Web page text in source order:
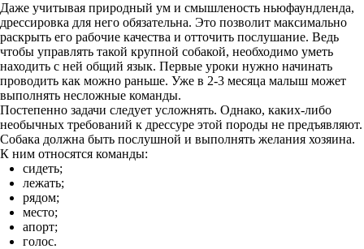
Даже учитывая природный ум и смышленость ньюфаундленда,
дрессировка для него обязательна. Это позволит максимально
раскрыть его рабочие качества и отточить послушание. Ведь
чтобы управлять такой крупной собакой, необходимо уметь
находить с ней общий язык. Первые уроки нужно начинать
проводить как можно раньше. Уже в 2-3 месяца малыш может
выполнять несложные команды.
Постепенно задачи следует усложнять. Однако, каких-либо
необычных требований к дрессуре этой породы не предъявляют.
Собака должна быть послушной и выполнять желания хозяина.
К ним относятся команды:
сидеть;
лежать;
рядом;
место;
апорт;
голос.